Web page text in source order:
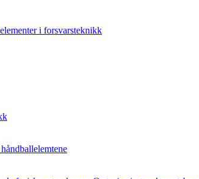
i forsvarsteknikk